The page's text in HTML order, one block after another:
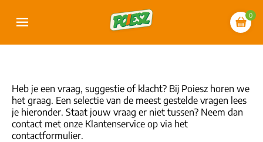
0
Heb je een vraag, suggestie of klacht? Bij Poiesz horen we
het graag. Een selectie van de meest gestelde vragen lees
je hieronder. Staat jouw vraag er niet tussen? Neem dan
contact met onze Klantenservice op via het
contactformulier.